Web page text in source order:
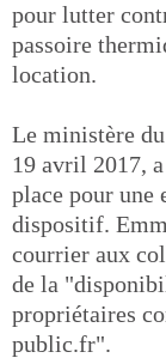
pour lutter
passoire
location.
Le ministère
19 avril 2017,
place pour une
dispositif.
courrier aux
de la
propriétaires
public.fr".